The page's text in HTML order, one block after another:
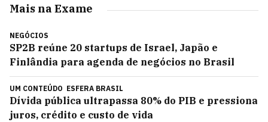
Mais na Exame
NEGÓCIOS
SP2B reúne 20 startups de Israel, Japão e
Finlândia para agenda de negócios no Brasil
UM CONTEÚDO ESFERA BRASIL
Dívida pública ultrapassa 80% do PIB e pressiona
juros, crédito e custo de vida